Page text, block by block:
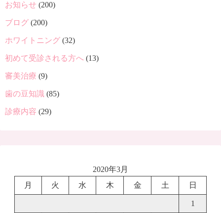
お知らせ (200)
ブログ (200)
ホワイトニング (32)
初めて受診される方へ (13)
審美治療 (9)
歯の豆知識 (85)
診療内容 (29)
2020年3月
月
火 水 木 金 土 日
1